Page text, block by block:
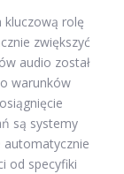
kluczową rolę
zwiększyć
audio został
warunków
są systemy
automatycznie
od specyfiki